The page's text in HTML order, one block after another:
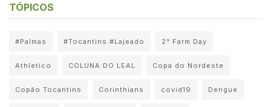
TÓPICOS
#Palmas #Tocantins #Lajeado 2° Farm Day
Athletico COLUNA DO LEAL Copa do Nordeste
Copão Tocantins Corinthians covid19 Dengue